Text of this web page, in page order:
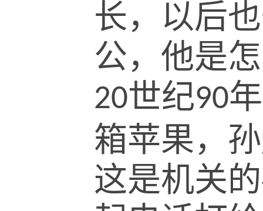
长，以后
公，他是
20世纪90
箱苹果，
这是机关